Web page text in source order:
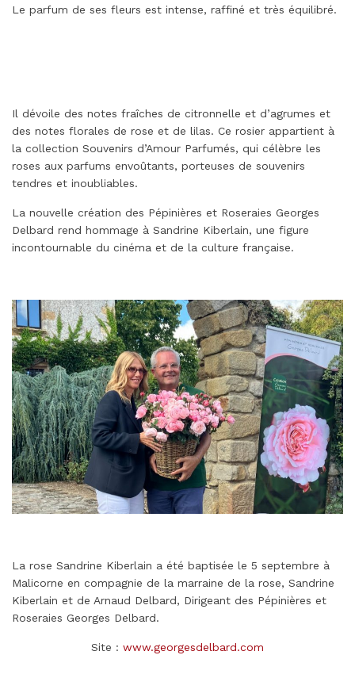
Le parfum de ses fleurs est intense, raffiné et très équilibré.
Il dévoile des notes fraîches de citronnelle et d’agrumes et
des notes florales de rose et de lilas. Ce rosier appartient à
la collection Souvenirs d’Amour Parfumés, qui célèbre les
roses aux parfums envoûtants, porteuses de souvenirs
tendres et inoubliables.
La nouvelle création des Pépinières et Roseraies Georges
Delbard rend hommage à Sandrine Kiberlain, une figure
incontournable du cinéma et de la culture française.
La rose Sandrine Kiberlain a été baptisée le 5 septembre à
Malicorne en compagnie de la marraine de la rose, Sandrine
Kiberlain et de Arnaud Delbard, Dirigeant des Pépinières et
Roseraies Georges Delbard.
Site : www.georgesdelbard.com